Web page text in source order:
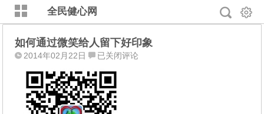
全民健心网
如何通过微笑给人留下好印象
2014年02月22日
如
通
过
微
已关闭评论